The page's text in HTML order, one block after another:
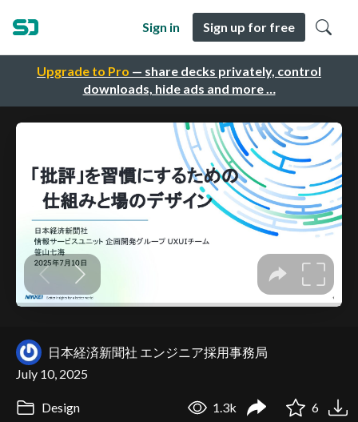
Upgrade to Pro — share decks privately, control
downloads, hide ads and more …
Sign in Sign up for free
日本経済新聞社 エンジニア採用事務局
July 10, 2025
Design 1.3k 6